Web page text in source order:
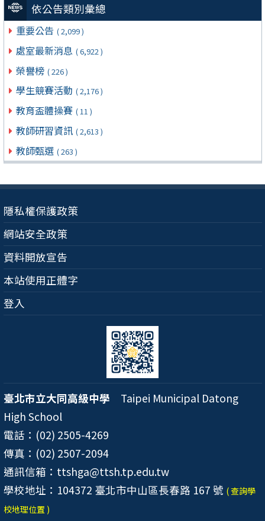
依公告類別彙總
重要公告 ( 2,099 )
處室最新消息 ( 6,922 )
榮譽榜 ( 226 )
學生競賽活動 ( 2,176 )
教育盃體操賽 ( 11 )
教師研習資訊 ( 2,613 )
教師甄選 ( 263 )
隱私權保護政策
網站安全政策
資料開放宣告
本站使用正體字
登入
臺北市立大同高級中學 Taipei Municipal Datong
High School
電話：(02) 2505-4269
傳真：(02) 2507-2094
通訊信箱：ttshga@ttsh.tp.edu.tw
學校地址：104372 臺北市中山區長春路 167 號 ( 查詢學
校地理位置 )